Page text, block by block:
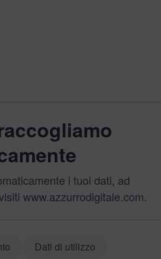
i tuoi dati, ad
www.azzurrodigitale.com.
Dati di utilizzo